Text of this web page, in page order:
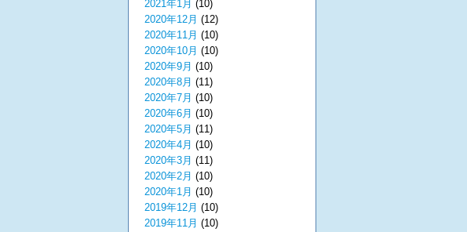
2021年1月 (10)
2020年12月 (12)
2020年11月 (10)
2020年10月 (10)
2020年9月 (10)
2020年8月 (11)
2020年7月 (10)
2020年6月 (10)
2020年5月 (11)
2020年4月 (10)
2020年3月 (11)
2020年2月 (10)
2020年1月 (10)
2019年12月 (10)
2019年11月 (10)